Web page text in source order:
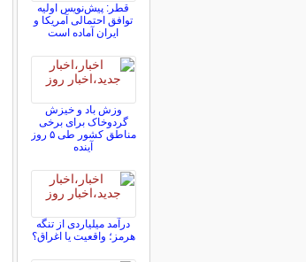
قطر: پیش‌نویس اولیه
توافق احتمالی آمریکا و
ایران آماده است
وزش باد و خیزش
گردوخاک برای برخی
مناطق کشور طی ۵ روز
آینده
درآمد میلیاردی از تنگه
هرمز؛ واقعیت یا اغراق؟